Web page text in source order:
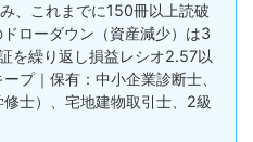
、これまでに150冊以上読破
ドローダウン（資産減少）は3
を繰り返し損益レシオ2.57以
プ｜保有：中小企業診断士、
士）、宅地建物取引士、2級